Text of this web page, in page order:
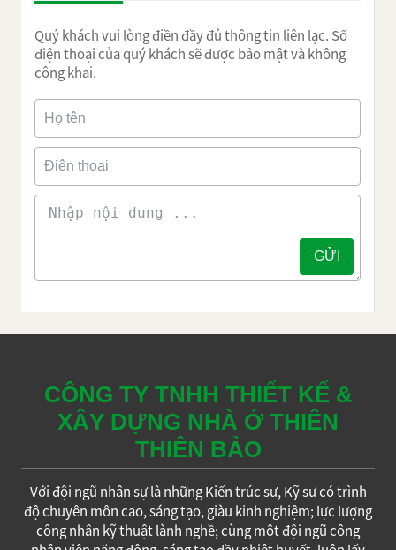
Quý khách vui lòng điền đầy đủ thông tin liên lạc. Số
điện thoại của quý khách sẽ được bảo mật và không
công khai.
CÔNG TY TNHH THIẾT KẾ &
XÂY DỰNG NHÀ Ở THIÊN
THIÊN BẢO
Với đội ngũ nhân sự là những Kiến trúc sư, Kỹ sư có trình
độ chuyên môn cao, sáng tạo, giàu kinh nghiệm; lực lượng
công nhân kỹ thuật lành nghề; cùng một đội ngũ công